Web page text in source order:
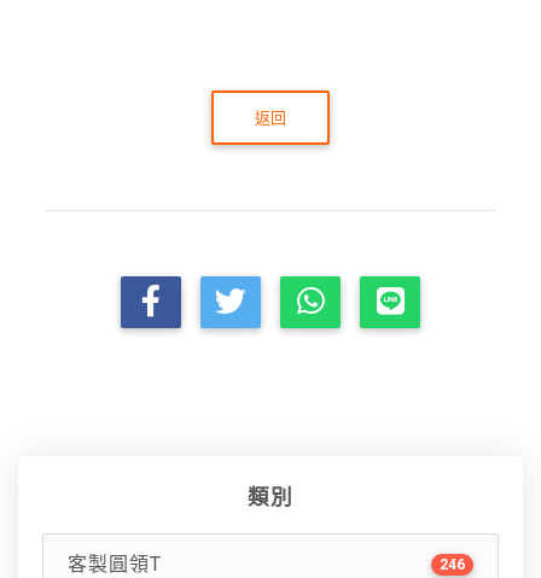
返回
類別
客製圓領T 246